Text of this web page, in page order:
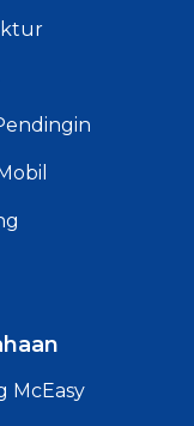
McEasy